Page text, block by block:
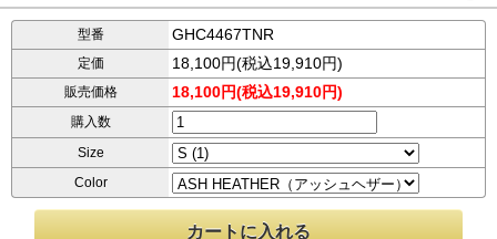
型番 GHC4467TNR
定価 18,100円(税込19,910円)
販売価格 18,100円(税込19,910円)
購入数
Size
Color